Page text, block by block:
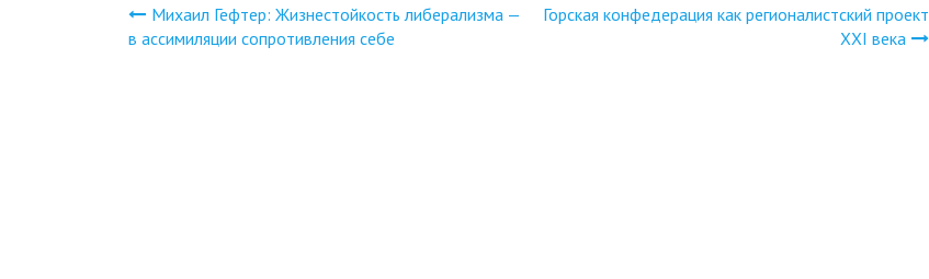
Навигация
Михаил Гефтер: Жизнестойкость либерализма —
в ассимиляции сопротивления себе
Горская конфедерация как регионалистский проект
XXI века